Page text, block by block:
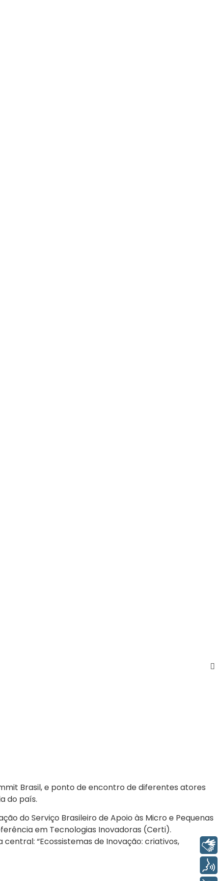
Brasil, e ponto de encontro de diferentes atores
do país.
do Serviço Brasileiro de Apoio às Micro e Pequenas
em Tecnologias Inovadoras (Certi).
“Ecossistemas de Inovação: criativos,
Libras